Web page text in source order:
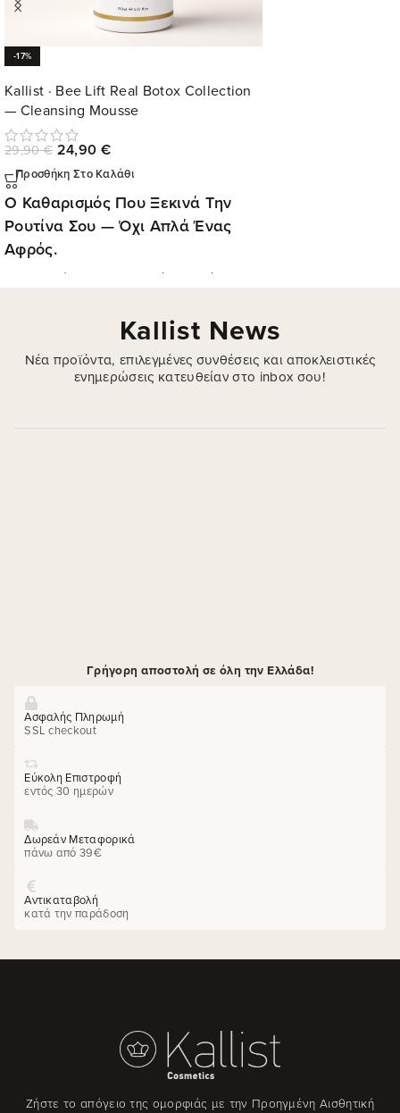
-17%
Kallist · Bee Lift Real Botox Collection
— Cleansing Mousse
29,90€ 24,90 €
Προσθήκη Στο Καλάθι
Ο Καθαρισμός Που Ξεκινά Την
Ρουτίνα Σου — Όχι Απλά Ένας
Αφρός.
Η επιδερμίδα σου δεν χρειάζεται μόνο
. Πλούσιος αφρός με μέλι,
πρόπολη & Centella Asiatica — καθαρή,
απαλή επιδερμίδα από την πρώτη χρήση.
Kallist News
Νέα προϊόντα, επιλεγμένες συνθέσεις και αποκλειστικές
ενημερώσεις κατευθείαν στο inbox σου!
Γρήγορη αποστολή σε όλη την Ελλάδα!
Ασφαλής Πληρωμή
SSL checkout
Εύκολη Επιστροφή
εντός 30 ημερών
Δωρεάν Μεταφορικά
πάνω από 39€
Αντικαταβολή
κατά την παράδοση
Ζήστε το απόγειο της ομορφιάς με την Προηγμένη Αισθητική